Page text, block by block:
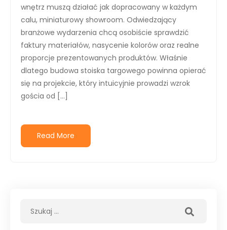
wnętrz muszą działać jak dopracowany w każdym
calu, miniaturowy showroom. Odwiedzający
branżowe wydarzenia chcą osobiście sprawdzić
faktury materiałów, nasycenie kolorów oraz realne
proporcje prezentowanych produktów. Właśnie
dlatego budowa stoiska targowego powinna opierać
się na projekcie, który intuicyjnie prowadzi wzrok
gościa od […]
Read More